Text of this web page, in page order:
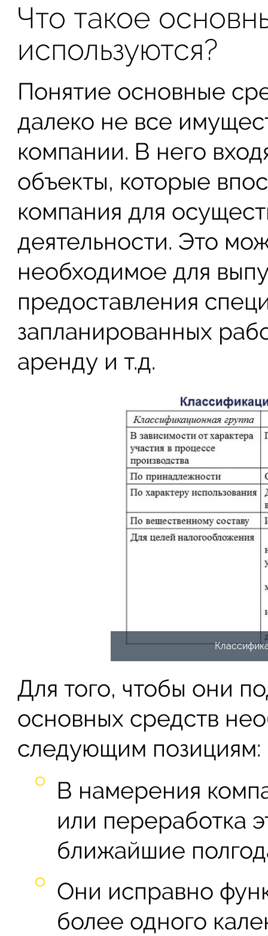
Что такое
используются?
Понятие основные
далеко не все
компании. В него
объекты, которые
компания для
деятельности. Это
необходимое для
предоставления
запланированных
аренду и т.д.
Для того, чтобы они
основных средств
следующим позициям:
В намерения
или переработка
ближайшие
Они исправно
более одного